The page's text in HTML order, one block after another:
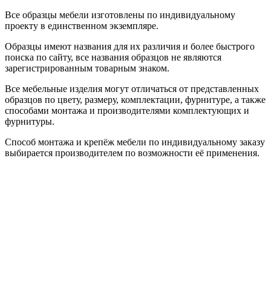
Все образцы мебели изготовлены по индивидуальному
проекту в единственном экземпляре.
Образцы имеют названия для их различия и более быстрого
поиска по сайту, все названия образцов не являются
зарегистрированным товарным знаком.
Все мебельные изделия могут отличаться от представленных
образцов по цвету, размеру, комплектации, фурнитуре, а также
способами монтажа и производителями комплектующих и
фурнитуры.
Способ монтажа и крепёж мебели по индивидуальному заказу
выбирается производителем по возможности её применения.